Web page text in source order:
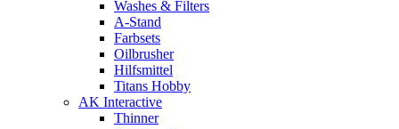
Washes & Filters
A-Stand
Farbsets
Oilbrusher
Hilfsmittel
Titans Hobby
AK Interactive
Thinner